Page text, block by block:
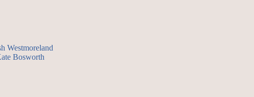
Westmoreland
Bosworth